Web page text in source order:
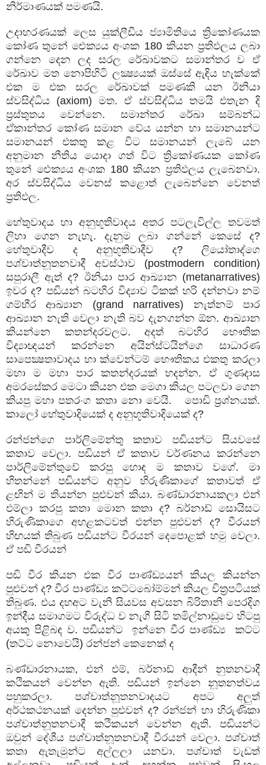
නිර්මාණයක් පමණයි.
උදාහරණයක් ලෙස යුක්ලීඩීය ජ්‍යාමිතියෙ ත්‍රිකෝණයක
කෝණ තුනේ ඓක්‍යය අංශක 180කියන ප්‍රතිඵලය ලබා
ගන්නෙ දෙන ලද සරල රේඛාවකට සමාන්තර ව ඒ
රේඛාව මත නොපිහිටි ලක්‍ෂ්‍යයක් ඔස්සේ ඇඳිය හැක්කේ
එක ම එක සරල රේඛාවක් පමණකි යන ඊනියා
ස්වසිද්ධිය (axiom) මත. ඒ ස්වසිද්ධිය තමයි එතැන දි
ප්‍රස්තුතය වෙන්නෙ. සමාන්තර රේඛා සම්බන්ධ
ඒකාන්තර කෝණ සමාන වේය යන්න හා සමානයන්ට
සමානයන් එකතු කළ විට සමානයන් ලැබේ යන
අනුමාන නීතිය යොදා ගත් විට ත්‍රිකෝණයක කෝණ
තුනේ ඓක්‍යය අංශක 180කියන ප්‍රතිඵලය ලැබෙනවා.
අර ස්වසිද්ධිය වෙනස් කළොත් ලැබෙන්නෙ වෙනත්
ප්‍රතිඵල.
හේතුවාදය හා අනුභූතිවාදය අතර පටලැවිල්ල තවමත්
ලිහා ගෙන නැහැ. දැනුම ලබා ගන්නේ කෙසේ ද?
හේතුවාදීව ද අනුභූතිවාදීව ද? ලියෝතාද්ගෙ
පශ්චාත්නූතනවාදී අවස්ථාව (postmodern condition)
සපුරාලී ඇත් ද? ඊනියා පාර ආඛ්‍යාන (metanarratives)
ඉවර ද? පඬියන් බටහිර විද්‍යාව ටිකක් හරි දන්නවා නම්
ගම්භීර
ආඛ්‍යාන (grand narratives) නැත්නම් පාර
ආඛ්‍යාන නැති වෙලා නැති බව දැනගන්න ඕන. ආඛ්‍යාන
කියන්නෙ කතන්දරවලට. අදත් බටහිර භෞතික
විද්‍යාඥයන් කරන්නෙ අයින්ස්ටයින්ගෙ සාධාරණ
සාපෙක්‍ෂතාවාදය හා ක්වෙන්ටම් භෞතිකය එකතු කරලා
මහා ම මහා පාර කතන්දරයක් හදන්න. ඒ ගුණදාස
අමරසේකර මෙටා කියන එක මෙගා කියල පටලවා ගෙන
කියපු මහා පතරංග කතා නො වෙයි. පොඩි ප්‍රශ්නයක්.
කාලෝ හේතුවාදියෙක් ද අනුභූතිවාදියෙක් ද?
රන්ජන්ගෙ පාර්ලිමේන්තු කතාව පඬියන්ට සියවසේ
කතාව වෙලා. පඬියන් ඒ කතාව වර්ණනය කරන්නෙ
පාර්ලිමේන්තුවේ කරපු හොඳ ම කතාව වගේ. මා
හිතන්නේ පඬියන්ට අනුව හිරුණිකාගේ කතාවත් ඒ
ළඟින් ම තියන්න පුළුවන් කියා. බණ්ඩාරනායකලා එන්
එම්ලා කරපු කතා මොන කතා ද?බර්නාඩ් සොයිසට
හිරුණිකාගෙ අහළකටවත් එන්න පුළුවන් ද?වීරයන්
හිඟයක් තිබුණ පඬියන්ට වීරයන් දෙපොළක් හමු වෙලා.
ඒ පඬි වීරයන්
පඬි වීර කියන එක වීර පාණ්ඩ්‍යයන් කියල කියන්න
පුළුවන් ද?වීර පාණ්ඩ්‍ය කට්ටබෝම්මන් කියල චිත්‍රපටියක්
තිබුණ. එය දහඅට වැනි සියවස අවසන බිරිතානි පෙරදිග
ඉන්දීය සමාගමට විරුද්ධ ව නැගී සිටි තමිල්නාඩුවෙ හිටපු
අයකු පිළිබඳ ව. පඬියන්ට ඉන්නෙ වීර පාණ්ඩ්‍ය කට්ට
(තට්ට නොවෙයි) රන්ජන් කෙනෙක් ද
බණ්ඩාරනායක,එන් එම්, බර්නාඩ් ආදීන් නුතනවාදී
කථිකයන් වෙන්න ඇති. පඬියන් ඉන්නෙ නූතනත්වය
පහුකරලා. පශ්චාත්නූතනවාදයට අපට අලුත්
අර්ථකථනයක් දෙන්න පුළුවන් ද? රන්ජන් හා හිරුණිකා
පශ්චාත්නූතනවාදී කථිකයන් වෙන්න ඇති. පඬියන්ට
ඔවුන් දේශීය පශ්චාත්නූතනවාදී වීරයන් වෙලා. පශ්චාත්
කතා ඇතැමුන්ට අල්ලලා යනවා. පශ්චාත් වැඩත්